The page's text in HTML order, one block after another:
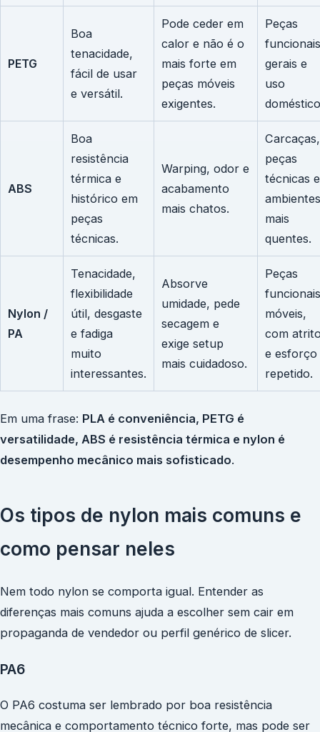
PETG
Boa
tenacidade,
fácil de usar
e versátil.
Pode ceder em
calor e não é o
mais forte em
peças móveis
exigentes.
Peças
funcionais
gerais e
uso
ABS
Boa
resistência
térmica e
histórico em
peças
técnicas.
Warping, odor e
acabamento
mais chatos.
Carcaças,
peças
técnicas e
ambientes
mais
quentes.
Nylon /
PA
Tenacidade,
flexibilidade
útil, desgaste
e fadiga
muito
interessantes.
Absorve
umidade, pede
secagem e
exige setup
mais cuidadoso.
Peças
móveis,
com
e esforço
repetido.
Em uma frase: PLA é conveniência, PETG é
versatilidade, ABS é resistência térmica e nylon é
desempenho mecânico mais sofisticado.
Os tipos de nylon mais comuns e
como pensar neles
Nem todo nylon se comporta igual. Entender as
diferenças mais comuns ajuda a escolher sem cair em
propaganda de vendedor ou perfil genérico de slicer.
PA6
O PA6 costuma ser lembrado por boa resistência
mecânica e comportamento técnico forte, mas pode ser